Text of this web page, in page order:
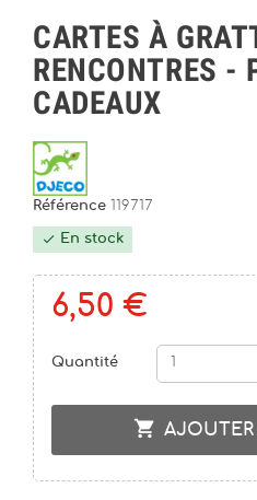
CARTES À
RENCONTRES -
CADEAUX
Référence 119717
 En stock
6,50 €
Quantité
 AJOUTER